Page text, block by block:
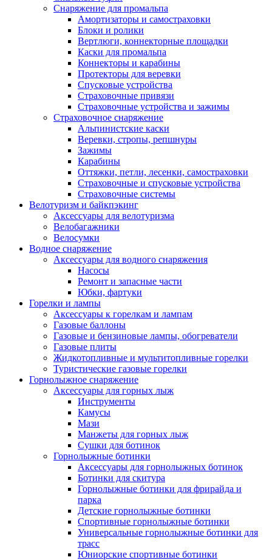
Снаряжение для промальпа
Амортизаторы и самостраховки
Блоки и ролики
Вертлюги, коннекторные площадки
Каски для промальпа
Коннекторы и карабины
Протекторы для веревки
Спусковые устройства
Страховочные привязи
Страховочные устройства и зажимы
Страховочное снаряжение
Альпинистские каски
Веревки, стропы, репшнуры
Зажимы
Карабины
Оттяжки, петли, лесенки, самостраховки
Страховочные и спусковые устройства
Страховочные системы
Велотуризм и байкпэкинг
Аксессуары для велотуризма
Велобагажники
Велосумки
Водное снаряжение
Аксессуары для водного снаряжения
Насосы
Ремонт и запасные части
Юбки, фартуки
Горелки и лампы
Аксессуары к горелкам и лампам
Газовые баллоны
Газовые и бензиновые лампы, обогреватели
Газовые плиты
Жидкотопливные и мультитопливные горелки
Туристические газовые горелки
Горнолыжное снаряжение
Аксессуары для горных лыж
Инструменты
Камусы
Мази
Манжеты для горных лыж
Сушки для ботинок
Горнолыжные ботинки
Аксессуары для горнолыжных ботинок
Ботинки для скитура
Горнолыжные ботинки для фрирайда и
парка
Детские горнолыжные ботинки
Спортивные горнолыжные ботинки
Универсальные горнолыжные ботинки для
трасс
Юниорские спортивные ботинки